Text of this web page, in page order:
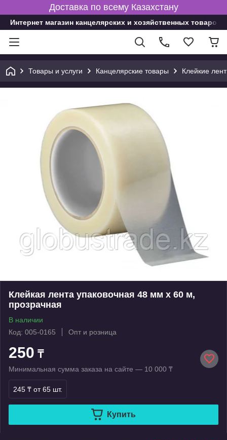
Доставка по всему Казахстану
Интернет магазин канцелярских и хозяйственных товаров
Товары и услуги Канцелярские товары Клейкие
Клейкая лента упаковочная 48 мм х 60 м,
прозрачная
В наличии
Код: 005-0165
Опт и розница
250 ₸
Минимальная сумма заказа на сайте — 10 000 ₸
245 ₸ от 65 шт.
Купить